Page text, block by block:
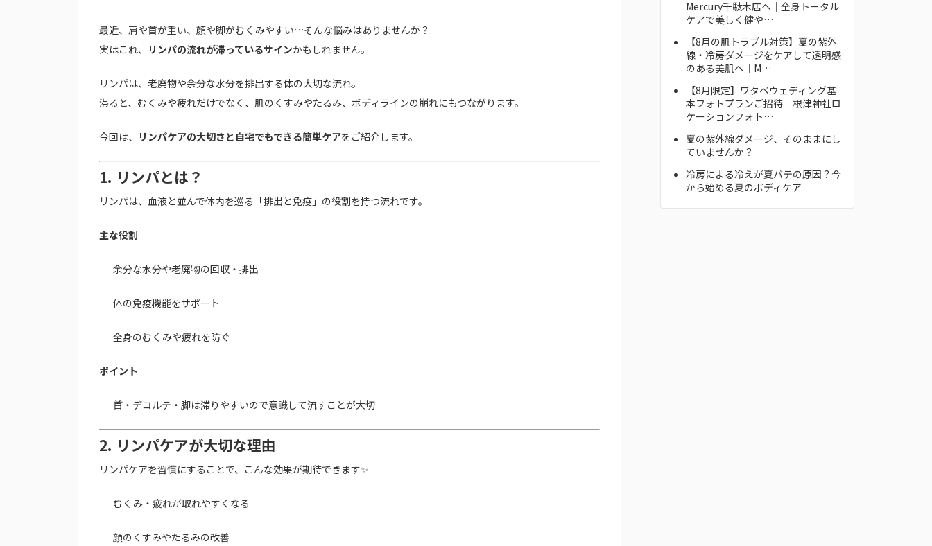
最近、肩や首が重い、顔や脚がむくみやすい…そんな悩みはありませんか？
実はこれ、 リンパの流れが滞っているサインかもしれません。
リンパは、老廃物や余分な水分を排出する体の大切な流れ。
滞ると、むくみや疲れだけでなく、肌のくすみやたるみ、ボディラインの崩れにもつながります。
今回は、 リンパケアの大切さと自宅でもできる簡単ケアをご紹介します。
1. リンパとは？
リンパは、血液と並んで体内を巡る「排出と免疫」の役割を持つ流れです。
主な役割
余分な水分や老廃物の回収・排出
体の免疫機能をサポート
全身のむくみや疲れを防ぐ
ポイント
首・デコルテ・脚は滞りやすいので意識して流すことが大切
2. リンパケアが大切な理由
リンパケアを習慣にすることで、こんな効果が期待できます✨
むくみ・疲れが取れやすくなる
顔のくすみやたるみの改善
Mercury千駄木店へ｜全身トータル
ケアで美しく健や…
【8月の肌トラブル対策】夏の紫外
線・冷房ダメージをケアして透明感
のある美肌へ｜M…
【8月限定】ワタベウェディング基
本フォトプランご招待｜根津神社ロ
ケーションフォト…
夏の紫外線ダメージ、そのままにし
ていませんか？
冷房による冷えが夏バテの原因？今
から始める夏のボディケア